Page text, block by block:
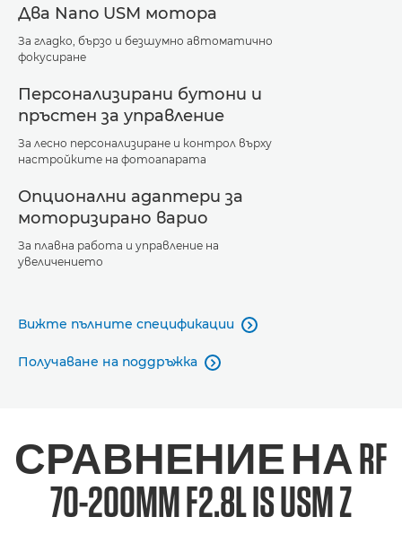
Два Nano USM мотора
За гладко, бързо и безшумно автоматично
фокусиране
Персонализирани бутони и
пръстен за управление
За лесно персонализиране и контрол върху
настройките на фотоапарата
Опционални адаптери за
моторизирано варио
За плавна работа и управление на
увеличението
Вижте пълните спецификации 
Получаване на поддръжка 
СРАВНЕНИЕ НА RF
70-200MM F2.8L IS USM Z